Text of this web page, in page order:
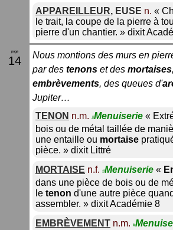
APPAREILLEUR, EUSE n. «
le trait, la coupe de la pierre à
pierre d'un chantier. » dixit
14
Nous montions des murs en
par des tenons et des mortaises
embrèvements, des queues d'
Jupiter…
TENON n.m. #Menuiserie «
bois ou de métal taillée de
une entaille ou mortaise
pièce. » dixit Littré
MORTAISE n.f. #Menuiserie «
dans une pièce de bois ou de
le tenon d'une autre pièce
assembler. » dixitAcadémie 8
EMBRÈVEMENT n.m. #